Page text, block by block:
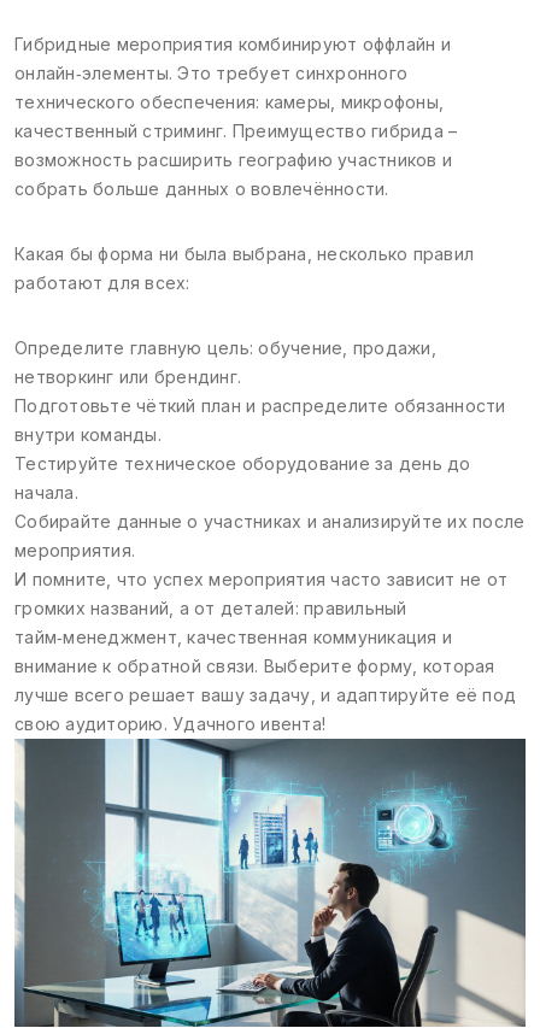
Гибридные мероприятия комбинируют оффлайн и
онлайн‑элементы. Это требует синхронного
технического обеспечения: камеры, микрофоны,
качественный стриминг. Преимущество гибрида –
возможность расширить географию участников и
собрать больше данных о вовлечённости.
Какая бы форма ни была выбрана, несколько правил
работают для всех:
Определите главную цель: обучение, продажи,
нетворкинг или брендинг.
Подготовьте чёткий план и распределите обязанности
внутри команды.
Тестируйте техническое оборудование за день до
начала.
Собирайте данные о участниках и анализируйте их после
мероприятия.
И помните, что успех мероприятия часто зависит не от
громких названий, а от деталей: правильный
тайм‑менеджмент, качественная коммуникация и
внимание к обратной связи. Выберите форму, которая
лучше всего решает вашу задачу, и адаптируйте её под
свою аудиторию. Удачного ивента!